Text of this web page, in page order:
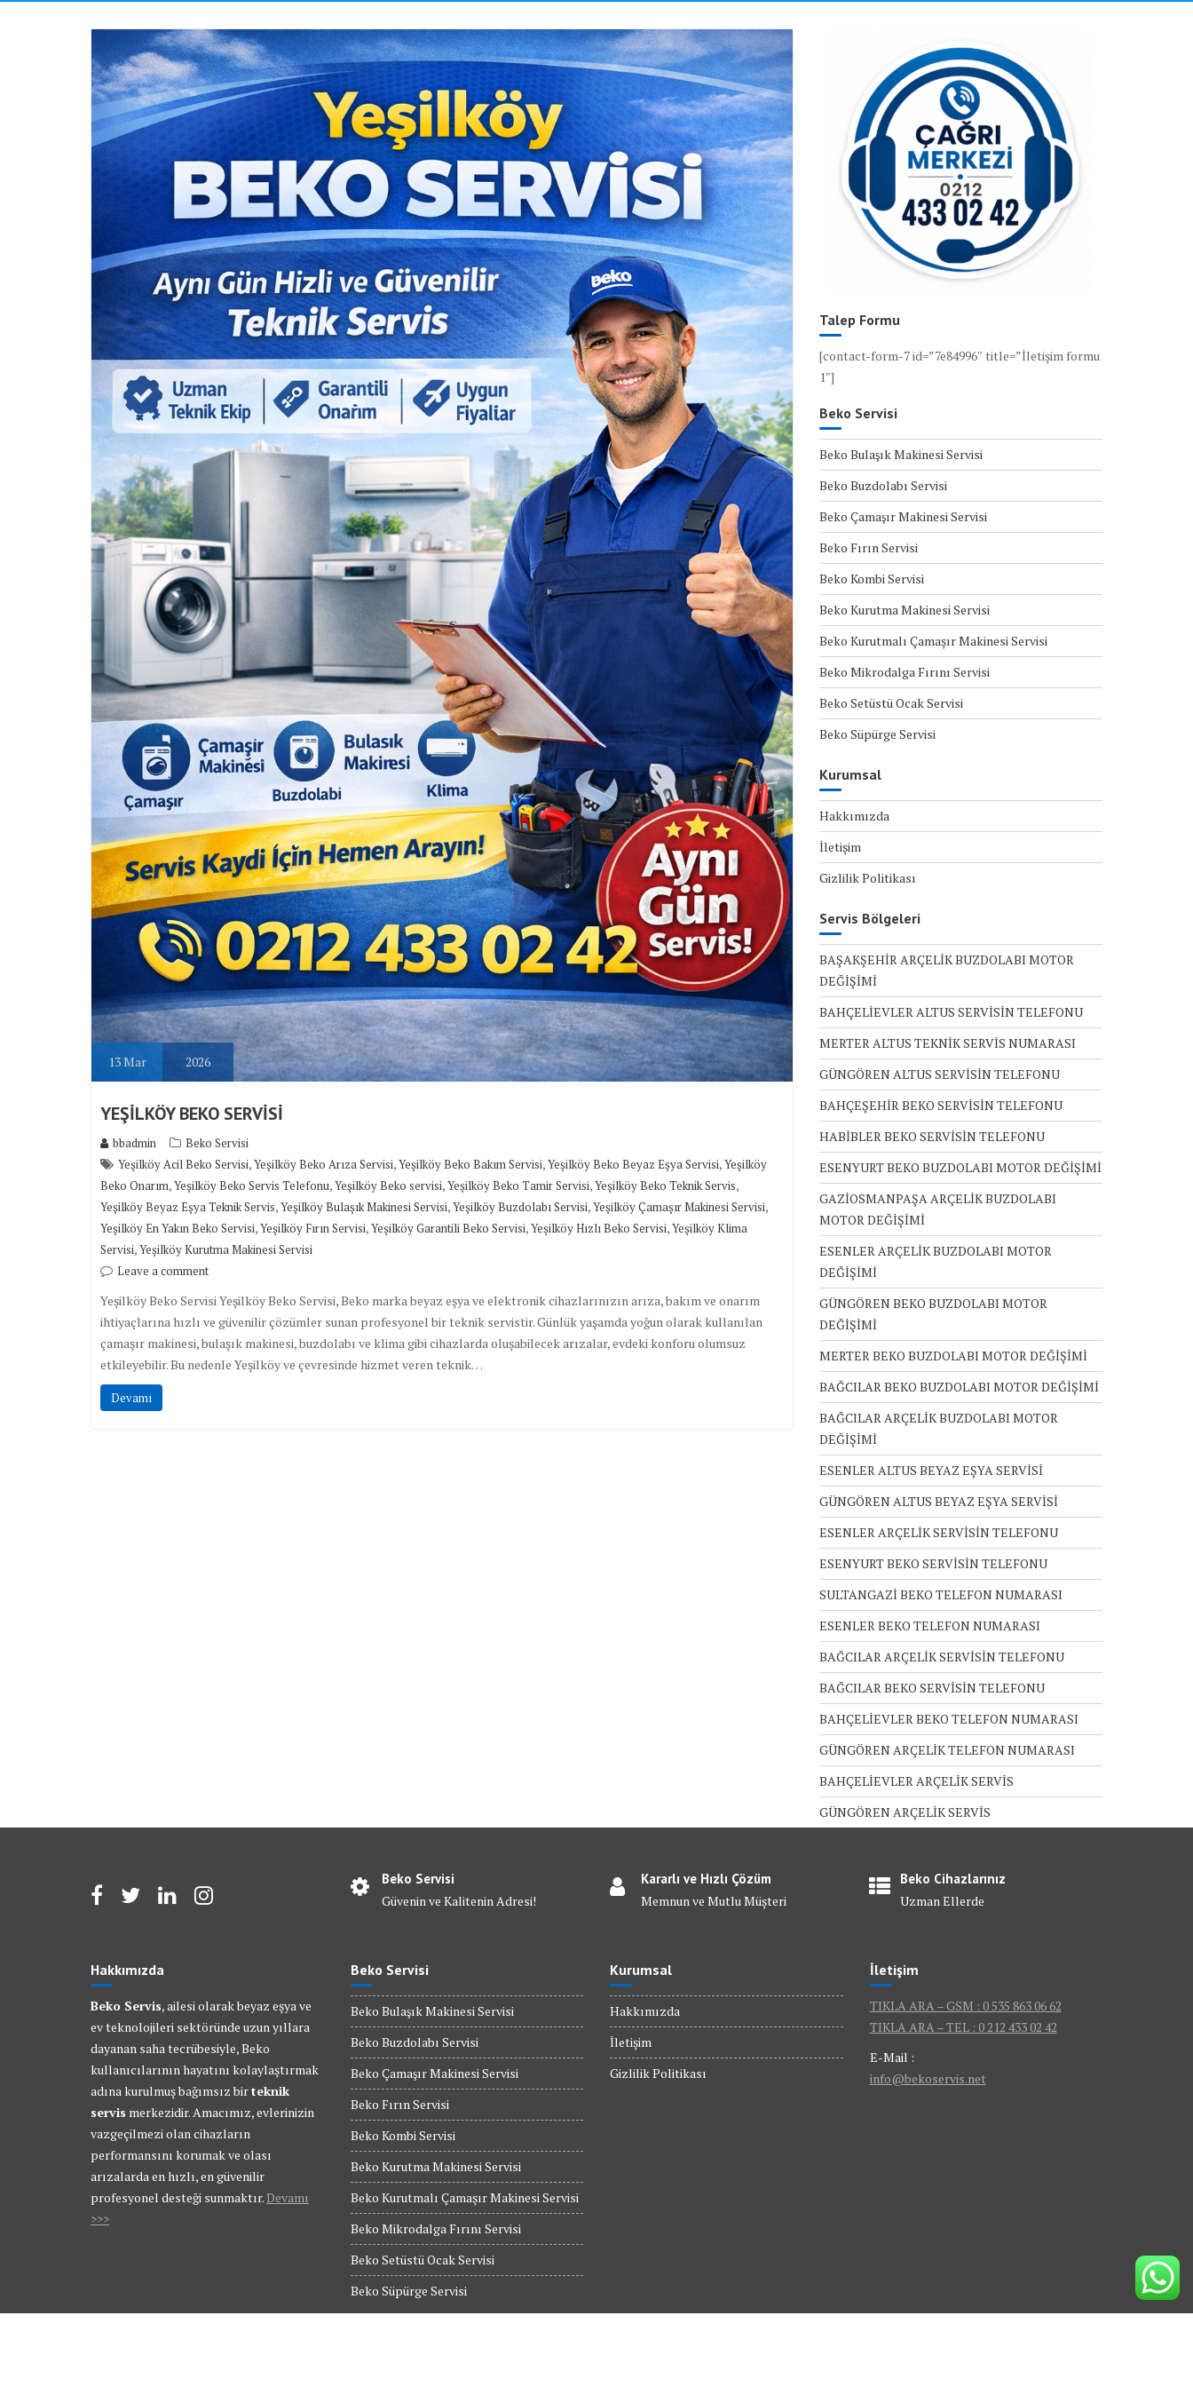
13Mar 2026
YEŞİLKÖY BEKO SERVİSİ
bbadmin
Beko Servisi
Yeşilköy Acil Beko Servisi,Yeşilköy Beko Arıza Servisi,Yeşilköy Beko Bakım Servisi,Yeşilköy Beko Beyaz Eşya Servisi,Yeşilköy
Beko Onarım,Yeşilköy Beko Servis Telefonu,Yeşilköy Beko servisi,Yeşilköy Beko Tamir Servisi,Yeşilköy Beko Teknik Servis,
Yeşilköy Beyaz Eşya Teknik Servis,Yeşilköy Bulaşık Makinesi Servisi,Yeşilköy Buzdolabı Servisi,Yeşilköy Çamaşır Makinesi Servisi,
Yeşilköy En Yakın Beko Servisi,Yeşilköy Fırın Servisi,Yeşilköy Garantili Beko Servisi,Yeşilköy Hızlı Beko Servisi,Yeşilköy Klima
Servisi,Yeşilköy Kurutma Makinesi Servisi
Leave a comment
Yeşilköy Beko Servisi Yeşilköy Beko Servisi, Beko marka beyaz eşya ve elektronik cihazlarınızın arıza, bakım ve onarım
ihtiyaçlarına hızlı ve güvenilir çözümler sunan profesyonel bir teknik servistir. Günlük yaşamda yoğun olarak kullanılan
çamaşır makinesi, bulaşık makinesi, buzdolabı ve klima gibi cihazlarda oluşabilecek arızalar, evdeki konforu olumsuz
etkileyebilir. Bu nedenle Yeşilköy ve çevresinde hizmet veren teknik…
Devamı
Talep Formu
[contact-form-7 id=”7e84996″ title=”İletişim formu
1″]
Beko Servisi
Beko Bulaşık Makinesi Servisi
Beko Buzdolabı Servisi
Beko Çamaşır Makinesi Servisi
Beko Fırın Servisi
Beko Kombi Servisi
Beko Kurutma Makinesi Servisi
Beko Kurutmalı Çamaşır Makinesi Servisi
Beko Mikrodalga Fırını Servisi
Beko Setüstü Ocak Servisi
Beko Süpürge Servisi
Kurumsal
Hakkımızda
İletişim
Gizlilik Politikası
Servis Bölgeleri
BAŞAKŞEHİR ARÇELİK BUZDOLABI MOTOR
DEĞİŞİMİ
BAHÇELİEVLER ALTUS SERVİSİN TELEFONU
MERTER ALTUS TEKNİK SERVİS NUMARASI
GÜNGÖREN ALTUS SERVİSİN TELEFONU
BAHÇEŞEHİR BEKO SERVİSİN TELEFONU
HABİBLER BEKO SERVİSİN TELEFONU
ESENYURT BEKO BUZDOLABI MOTOR DEĞİŞİMİ
GAZİOSMANPAŞA ARÇELİK BUZDOLABI
MOTOR DEĞİŞİMİ
ESENLER ARÇELİK BUZDOLABI MOTOR
DEĞİŞİMİ
GÜNGÖREN BEKO BUZDOLABI MOTOR
DEĞİŞİMİ
MERTER BEKO BUZDOLABI MOTOR DEĞİŞİMİ
BAĞCILAR BEKO BUZDOLABI MOTOR DEĞİŞİMİ
BAĞCILAR ARÇELİK BUZDOLABI MOTOR
DEĞİŞİMİ
ESENLER ALTUS BEYAZ EŞYA SERVİSİ
GÜNGÖREN ALTUS BEYAZ EŞYA SERVİSİ
ESENLER ARÇELİK SERVİSİN TELEFONU
ESENYURT BEKO SERVİSİN TELEFONU
SULTANGAZİ BEKO TELEFON NUMARASI
ESENLER BEKO TELEFON NUMARASI
BAĞCILAR ARÇELİK SERVİSİN TELEFONU
BAĞCILAR BEKO SERVİSİN TELEFONU
BAHÇELİEVLER BEKO TELEFON NUMARASI
GÜNGÖREN ARÇELİK TELEFON NUMARASI
BAHÇELİEVLER ARÇELİK SERVİS
GÜNGÖREN ARÇELİK SERVİS
Beko Servisi
Güvenin ve Kalitenin Adresi!
Kararlı ve Hızlı Çözüm
Memnun ve Mutlu Müşteri
Beko Cihazlarınız
Uzman Ellerde
Hakkımızda
Beko Servis, ailesi olarak beyaz eşya ve
ev teknolojileri sektöründe uzun yıllara
dayanan saha tecrübesiyle, Beko
kullanıcılarının hayatını kolaylaştırmak
adına kurulmuş bağımsız birteknik
servis merkezidir. Amacımız, evlerinizin
vazgeçilmezi olan cihazların
performansını korumak ve olası
arızalarda en hızlı, en güvenilir
profesyonel desteği sunmaktır. Devamı
>>>
Beko Servisi
Beko Bulaşık Makinesi Servisi
Beko Buzdolabı Servisi
Beko Çamaşır Makinesi Servisi
Beko Fırın Servisi
Beko Kombi Servisi
Beko Kurutma Makinesi Servisi
Beko Kurutmalı Çamaşır Makinesi Servisi
Beko Mikrodalga Fırını Servisi
Beko Setüstü Ocak Servisi
Beko Süpürge Servisi
Kurumsal
Hakkımızda
İletişim
Gizlilik Politikası
İletişim
TIKLA ARA – GSM : 0 535 863 06 62
TIKLA ARA – TEL : 0 212 433 02 42
E-Mail :
info@bekoservis.net